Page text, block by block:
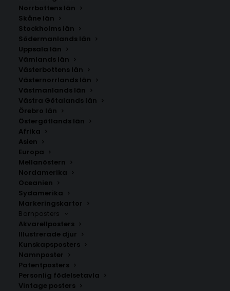
Norrbottens län
Skåne län
Stockholms län
Södermanlands län
Uppsala län
Vämlands län
Västerbottens län
Västernorrlands län
Västmanlands län
Västra Götalands län
Örebro län
Östergötlands län
Afrika
Asien
Europa
Mellanöstern
Nordamerika
Oceanien
Sydamerika
Markeringskartor
Barnposters
Akvarellposters
Illustrerade djur
Kunskapsposters
Namnposter
Patentposters
Personlig födelsetavla
Vintage posters
Kungshamn
Storlek
Med
Smögen
LÄGG TILL I VARUKORG
Handritad karta över Smögen/Kungshamn i
Götalands län.
Välj mellan fyra olika storlekar: 50×70 cm, 40×50 cm,
30×40 cm och 21×30 cm.
Sotenäs kommun